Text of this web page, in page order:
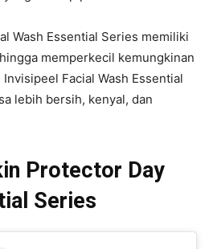
Wash Essential Series memiliki
memperkecil kemungkinan
Facial Wash Essential
lebih bersih, kenyal, dan
Protector Day
Series